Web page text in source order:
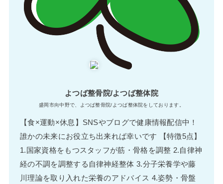
よつば整骨院/よつば整体院
盛岡市向中野で、よつば整骨院/よつば整体院をしております。
【食×運動×休息】SNSやブログで健康情報配信中！
誰かの未来にお役立ち出来れば幸いです 【特徴5点】
1.国家資格をもつスタッフが筋・骨格を調整 2.自律神
経の不調を調整する自律神経整体 3.分子栄養学や藤
川理論を取り入れた栄養のアドバイス 4.姿勢・骨盤